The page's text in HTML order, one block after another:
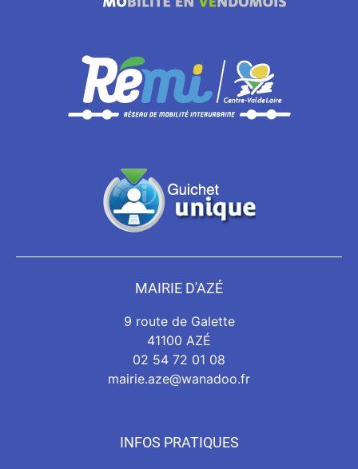
MAIRIE D'AZÉ
9 route de Galette
41100 AZÉ
02 54 72 01 08
mairie.aze@wanadoo.fr
INFOS PRATIQUES